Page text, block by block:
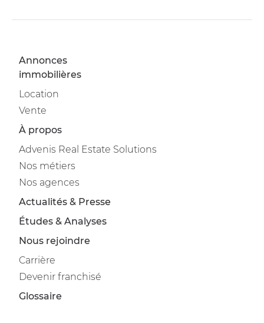
Annonces
immobilières
Location
Vente
À propos
Advenis Real Estate Solutions
Nos métiers
Nos agences
Actualités & Presse
Études & Analyses
Nous rejoindre
Carrière
Devenir franchisé
Glossaire